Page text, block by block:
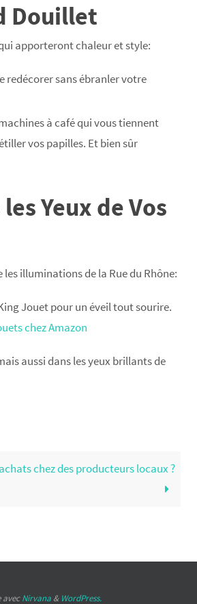
Douillet
apporteront chaleur et style:
redécorer sans ébranler votre
à café qui vous tiennent
vos papilles. Et bien sûr
Yeux de Vos
illuminations de la Rue du Rhône:
Jouet pour un éveil tout sourire.
chez Amazon
aussi dans les yeux brillants de
chez des producteurs locaux ?
avecNirvana & WordPress.